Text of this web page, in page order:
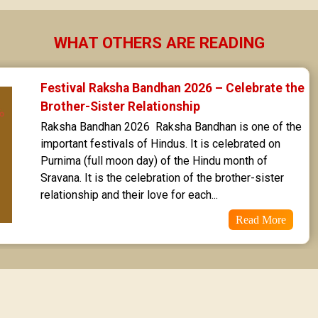
Poorvabhadra Star Horoscope
Revathi Star Horoscope
WHAT OTHERS ARE READING
Festival Raksha Bandhan 2026 – Celebrate the
Brother-Sister Relationship
Raksha Bandhan 2026  Raksha Bandhan is one of the
important festivals of Hindus. It is celebrated on
Purnima (full moon day) of the Hindu month of
Sravana. It is the celebration of the brother-sister
relationship and their love for each...
Read More